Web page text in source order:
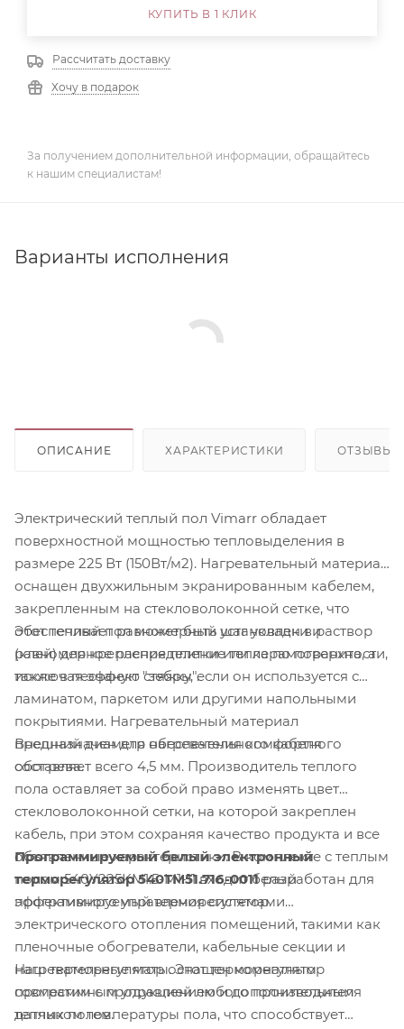
КУПИТЬ В 1 КЛИК
Рассчитать доставку
Хочу в подарок
За получением дополнительной информации, обращайтесь
к нашим специалистам!
Варианты исполнения
ОПИСАНИЕ ХАРАКТЕРИСТИКИ ОТЗЫВЫ
Электрический теплый пол Vimarr обладает
поверхностной мощностью тепловыделения в
размере 225 Вт (150Вт/м2). Нагревательный материал
оснащен двухжильным экранированным кабелем,
закрепленным на стекловолоконной сетке, что
обеспечивает равномерный шаг укладки и
равномерное распределение тепла по поверхности,
исключая эффект "зебры".
Этот теплый пол может быть установлен в раствор
(клей) для крепления плитки или керамогранита, а
также в песчаную стяжку, если он используется с
ламинатом, паркетом или другими напольными
покрытиями. Нагревательный материал
предназначен для обеспечения комфортного
обогрева.
Внешний диаметр нагревательного кабеля
составляет всего 4,5 мм. Производитель теплого
пола оставляет за собой право изменять цвет
стекловолоконной сетки, на которой закреплен
кабель, при этом сохраняя качество продукта и все
объявленные характеристики. В комплекте с теплым
полом 540Y225KM1.5-M1-11 входит белый
программируемый терморегулятор.
Программируемый белый электронный
терморегулятор 540TM51.716-0011разработан для
эффективного управления системами
электрического отопления помещений, такими как
пленочные обогреватели, кабельные секции и
нагревательные маты. Этот терморегулятор
совместим с продукцией любого производителя
теплых полов.
Наш терморегулятор оснащен комнатным
программным управлением и дополнительным
датчиком температуры пола, что способствует